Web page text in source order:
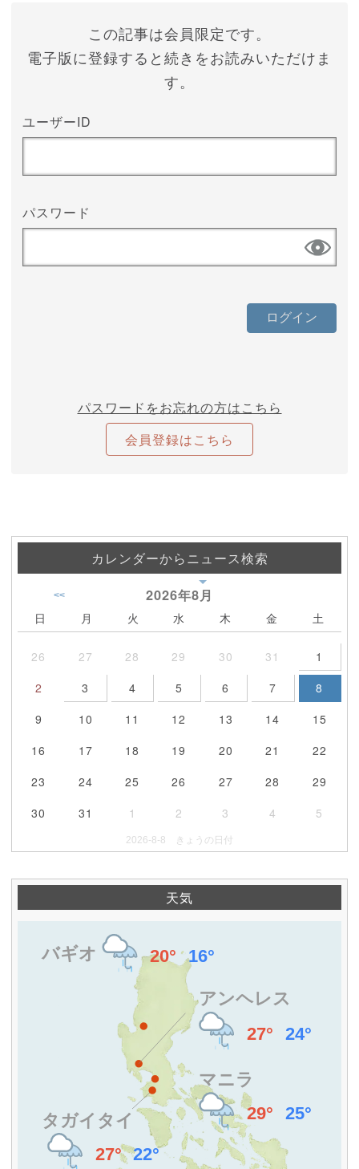
この記事は会員限定です。
電子版に登録すると続きをお読みいただけま
す。
ユーザーID
パスワード
パスワードをお忘れの方はこちら
会員登録はこちら
カレンダーからニュース検索
2026年8月
<<
日 月 火 水 木 金 土
26 27 28 29 30 31
1
2
3 4 5 6 7
8
9
10 11 12 13 14
15
16
17 18 19 20 21
22
23
24 25 26 27 28
29
30
31 1 2 3 4 5
2026-8-8 きょうの日付
天気